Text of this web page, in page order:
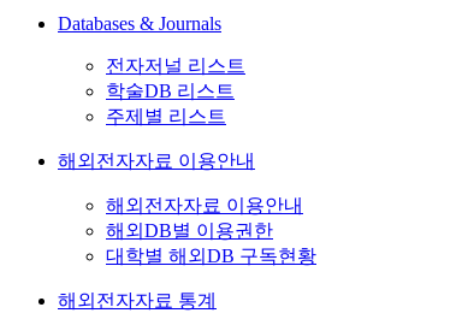
Databases & Journals
전자저널 리스트
학술DB 리스트
주제별 리스트
해외전자자료 이용안내
해외전자자료 이용안내
해외DB별 이용권한
대학별 해외DB 구독현황
해외전자자료 통계